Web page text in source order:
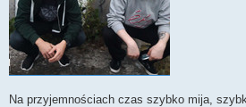
Na przyjemnościach czas szybko mija,